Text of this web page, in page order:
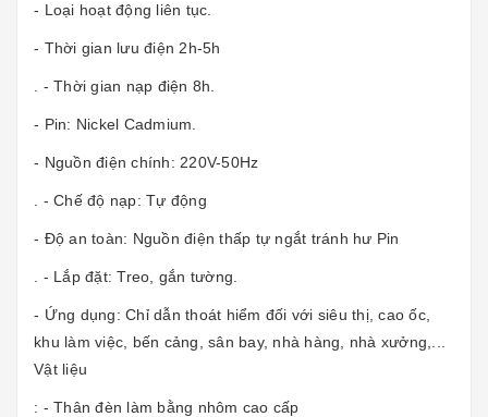
- Loại hoạt động liên tục.
- Thời gian lưu điện 2h-5h
. - Thời gian nạp điện 8h.
- Pin: Nickel Cadmium.
- Nguồn điện chính: 220V-50Hz
. - Chế độ nạp: Tự động
- Độ an toàn: Nguồn điện thấp tự ngắt tránh hư Pin
. - Lắp đặt: Treo, gắn tường.
- Ứng dụng: Chỉ dẫn thoát hiểm đối với siêu thị, cao ốc,
khu làm việc, bến cảng, sân bay, nhà hàng, nhà xưởng,...
Vật liệu
: - Thân đèn làm bằng nhôm cao cấp